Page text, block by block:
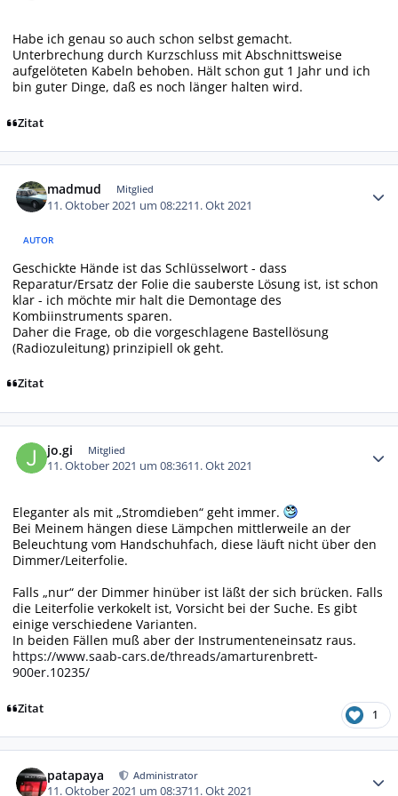
Habe ich genau so auch schon selbst gemacht.
Unterbrechung durch Kurzschluss mit Abschnittsweise
aufgelöteten Kabeln behoben. Hält schon gut 1 Jahr und ich
bin guter Dinge, daß es noch länger halten wird.
Zitat
madmud Mitglied
11. Oktober 2021 um 08:2211. Okt 2021
AUTOR
Geschickte Hände ist das Schlüsselwort - dass
Reparatur/Ersatz der Folie die sauberste Lösung ist, ist schon
klar - ich möchte mir halt die Demontage des
Kombiinstruments sparen.
Daher die Frage, ob die vorgeschlagene Bastellösung
(Radiozuleitung) prinzipiell ok geht.
Zitat
jo.gi Mitglied
11. Oktober 2021 um 08:3611. Okt 2021
Eleganter als mit „Stromdieben“ geht immer.
Bei Meinem hängen diese Lämpchen mittlerweile an der
Beleuchtung vom Handschuhfach, diese läuft nicht über den
Dimmer/Leiterfolie.
Falls „nur“ der Dimmer hinüber ist läßt der sich brücken. Falls
die Leiterfolie verkokelt ist, Vorsicht bei der Suche. Es gibt
einige verschiedene Varianten.
In beiden Fällen muß aber der Instrumenteneinsatz raus.
https://www.saab-cars.de/threads/amarturenbrett-
900er.10235/
Zitat 1
patapaya Administrator
11. Oktober 2021 um 08:3711. Okt 2021